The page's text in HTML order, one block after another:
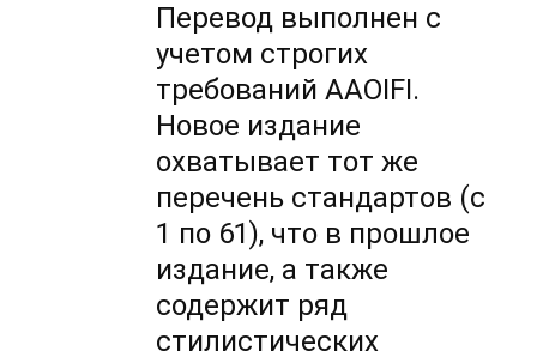
Перевод выполнен с
учетом строгих
требований AAOIFI.
Новое издание
охватывает тот же
перечень стандартов (с
1 по 61), что в прошлое
издание, а также
содержит ряд
стилистических